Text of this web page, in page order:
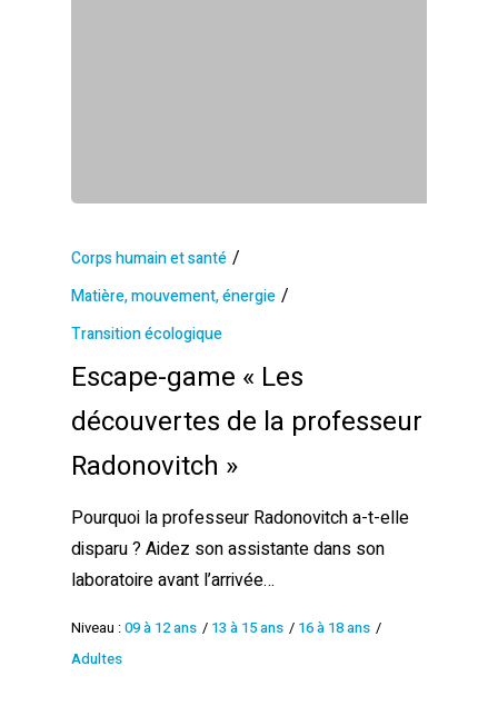
Corps humain et santé /
Matière, mouvement, énergie /
Transition écologique
Escape-game « Les
découvertes de la professeur
Radonovitch »
Pourquoi la professeur Radonovitch a-t-elle
disparu ? Aidez son assistante dans son
laboratoire avant l’arrivée…
Niveau :09 à 12 ans / 13 à 15 ans / 16 à 18 ans /
Adultes